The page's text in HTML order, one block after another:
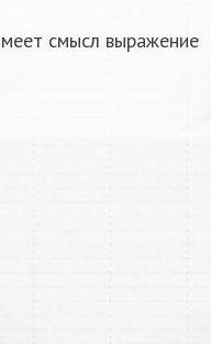
смысл выражение